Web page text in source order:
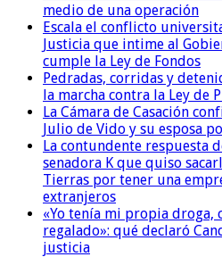
medio de una operación
Escala el conflicto
Justicia que intime al
cumple la Ley de Fondos
Pedradas, corridas y
la marcha contra la Ley de
La Cámara de Casación
Julio de Vido y su esposa
La contundente respuesta
senadora K que quiso
Tierras por tener una
extranjeros
«Yo tenía mi propia droga,
regalado»: qué declaró
justicia